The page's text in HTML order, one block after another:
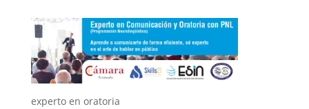
experto en oratoria